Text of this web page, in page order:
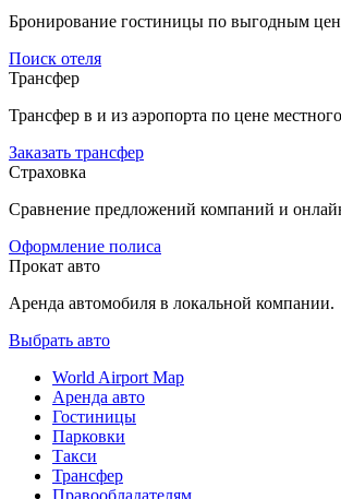
Бронирование гостиницы по выгодным
Поиск отеля
Трансфер
Трансфер в и из аэропорта по цене
Заказать трансфер
Страховка
Сравнение предложений компаний и
Оформление полиса
Прокат авто
Аренда автомобиля в локальной компании.
Выбрать авто
World Airport Map
Аренда авто
Гостиницы
Парковки
Такси
Трансфер
Правообладателям